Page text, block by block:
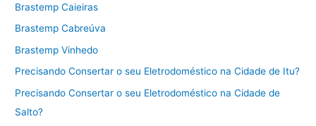
Brastemp Caieiras
Brastemp Cabreúva
Brastemp Vinhedo
Precisando Consertar o seu Eletrodoméstico na Cidade de Itu?
Precisando Consertar o seu Eletrodoméstico na Cidade de
Salto?